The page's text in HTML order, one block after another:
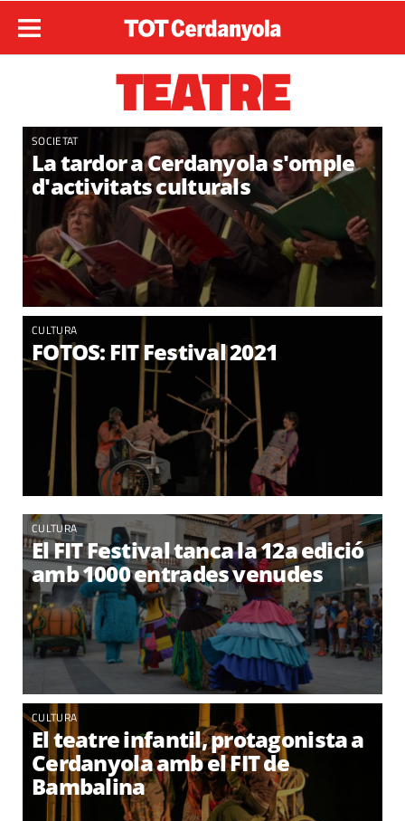
TEATRE
SOCIETAT
La tardor a Cerdanyola s'omple
d'activitats culturals
CULTURA
FOTOS: FIT Festival 2021
CULTURA
El FIT Festival tanca la 12a edició
amb 1000 entrades venudes
CULTURA
El teatre infantil, protagonista a
Cerdanyola amb el FIT de
Bambalina